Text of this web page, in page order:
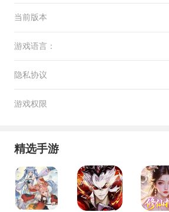
当前版本
游戏语言：
隐私协议
游戏权限
精选手游